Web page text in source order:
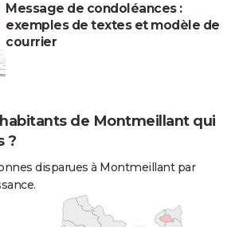
Message de condoléances :
exemples de textes et modèle de
courrier
de Montmeillant qui
?
disparues à Montmeillant par